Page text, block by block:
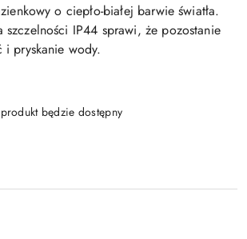
o ciepło-białej barwie światła.
szczelności IP44 sprawi, że pozostanie
pryskanie wody.
będzie dostępny